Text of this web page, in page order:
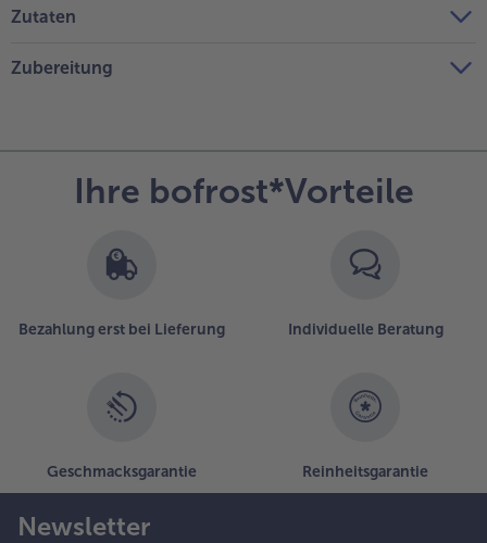
Zutaten
Zubereitung
Ihre bofrost*Vorteile
Bezahlung erst bei Lieferung Individuelle Beratung
Geschmacksgarantie Reinheitsgarantie
Newsletter